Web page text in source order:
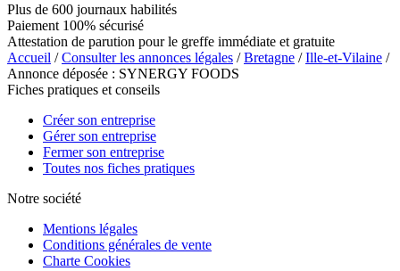
Plus de 600 journaux habilités
Paiement 100% sécurisé
Attestation de parution pour le greffe immédiate et gratuite
Accueil /Consulter les annonces légales /Bretagne /Ille-et-Vilaine /
Annonce déposée : SYNERGY FOODS
Fiches pratiques et conseils
Créer son entreprise
Gérer son entreprise
Fermer son entreprise
Toutes nos fiches pratiques
Notre société
Mentions légales
Conditions générales de vente
Charte Cookies